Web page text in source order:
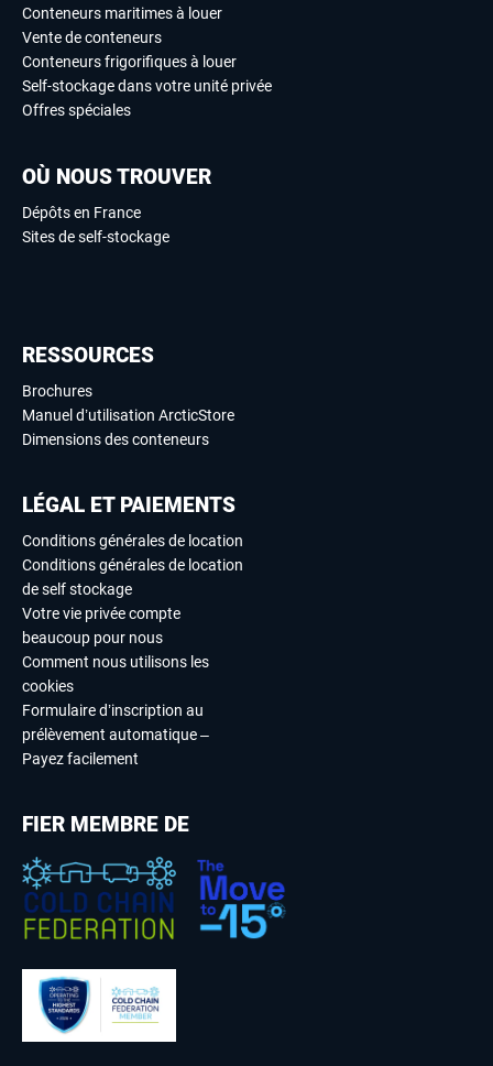
Conteneurs maritimes à louer
Vente de conteneurs
Conteneurs frigorifiques à louer
Self-stockage dans votre unité privée
Offres spéciales
OÙ NOUS TROUVER
Dépôts en France
Sites de self-stockage
RESSOURCES
Brochures
Manuel d’utilisation ArcticStore
Dimensions des conteneurs
LÉGAL ET PAIEMENTS
Conditions générales de location
Conditions générales de location
de self stockage
Votre vie privée compte
beaucoup pour nous
Comment nous utilisons les
cookies
Formulaire d’inscription au
prélèvement automatique –
Payez facilement
FIER MEMBRE DE